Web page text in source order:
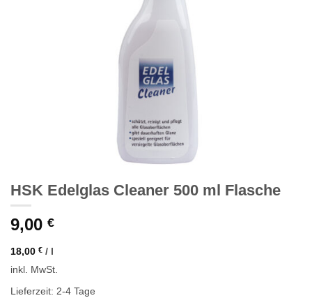
HSK Edelglas Cleaner 500 ml Flasche
9,00 €
18,00 € / l
inkl. MwSt.
Lieferzeit: 2-4 Tage